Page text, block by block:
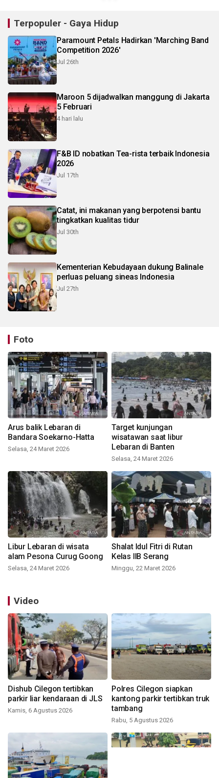
Terpopuler - Gaya Hidup
Paramount Petals Hadirkan 'Marching Band
Competition 2026'
Jul 26th
Maroon 5 dijadwalkan manggung di Jakarta
5 Februari
4 hari lalu
F&B ID nobatkan Tea-rista terbaik Indonesia
2026
Jul 17th
Catat, ini makanan yang berpotensi bantu
tingkatkan kualitas tidur
Jul 30th
Kementerian Kebudayaan dukung Balinale
perluas peluang sineas Indonesia
Jul 27th
Foto
Arus balik Lebaran di
Bandara Soekarno-Hatta
Selasa, 24 Maret 2026
Target kunjungan
wisatawan saat libur
Lebaran di Banten
Selasa, 24 Maret 2026
Libur Lebaran di wisata
alam Pesona Curug Goong
Selasa, 24 Maret 2026
Shalat Idul Fitri di Rutan
Kelas IIB Serang
Minggu, 22 Maret 2026
Video
Dishub Cilegon tertibkan
parkir liar kendaraan di JLS
Kamis, 6 Agustus 2026
Polres Cilegon siapkan
kantong parkir tertibkan truk
tambang
Rabu, 5 Agustus 2026